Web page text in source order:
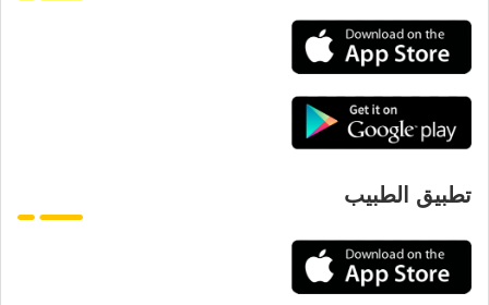
تطبيق الطبيب